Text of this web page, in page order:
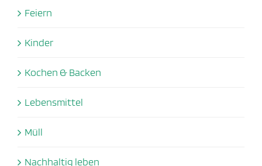
Feiern
Kinder
Kochen & Backen
Lebensmittel
Müll
Nachhaltig leben